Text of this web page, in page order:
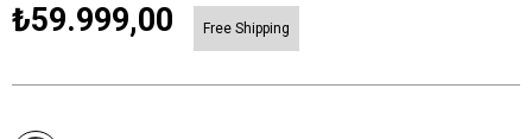
₺59.999,00 Free Shipping